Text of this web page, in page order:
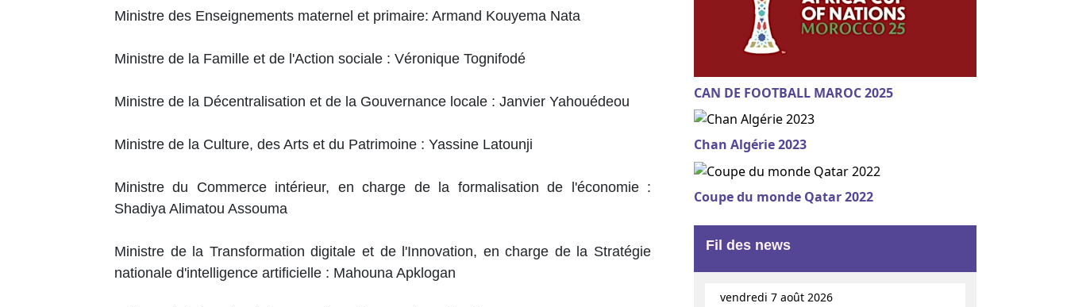
Ministre des Enseignements maternel et primaire: Armand Kouyema Nata
Ministre de la Famille et de l'Action sociale : Véronique Tognifodé
Ministre de la Décentralisation et de la Gouvernance locale : Janvier Yahouédeou
Ministre de la Culture, des Arts et du Patrimoine : Yassine Latounji
Ministre du Commerce intérieur, en charge de la formalisation de l'économie :
Shadiya Alimatou Assouma
Ministre de la Transformation digitale et de l'Innovation, en charge de la Stratégie
nationale d'intelligence artificielle : Mahouna Apklogan
CAN DE FOOTBALL MAROC 2025
Chan Algérie 2023
Coupe du monde Qatar 2022
Fil des news
vendredi 7 août 2026